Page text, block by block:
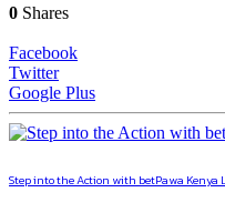
0 Shares
Facebook
Twitter
Google Plus
Step into the Action with betPawa Kenya